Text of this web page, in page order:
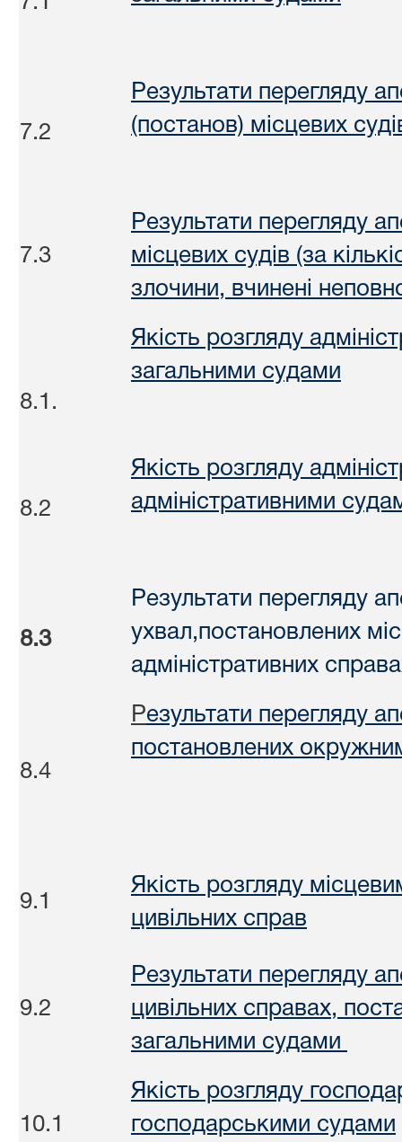
7.2
Результати перегляду
(постанов) місцевих
7.3
Результати перегляду
місцевих судів (за
злочини, вчинені
8.1.
Якість розгляду
загальними судами
8.2
Якість розгляду
адміністративними
8.3
Результати перегляду
ухвал,постановлених
адміністративних
8.4
Результати перегляду
постановлених
9.1
Якість розгляду
цивільних справ
9.2
Результати перегляду
цивільних справах,
загальними судами
10.1
Якість розгляду
господарськими судами